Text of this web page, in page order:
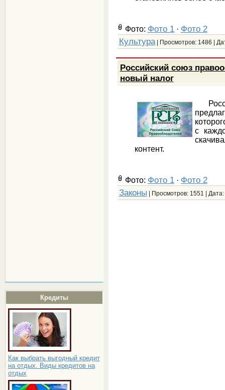
Кредиты
Как выбрать выгодный кредит
на отдых. Виды кредитов на
отдых
Фото: Фото 1· Фото 2
Культура| Просмотров: 1486 |
Российский союз
новый налог
с
контент.
Фото: Фото 1· Фото 2
Законы | Просмотров: 1551 | Дата: